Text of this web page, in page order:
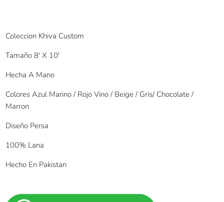
Coleccion Khiva Custom
Tamaño 8′ X 10′
Hecha A Mano
Colores Azul Marino / Rojo Vino / Beige / Gris/ Chocolate /
Marron
Diseño Persa
100% Lana
Hecho En Pakistan